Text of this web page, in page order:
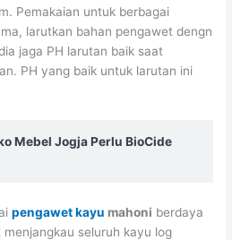
Pemakaian untuk berbagai
larutkan bahan pengawet dengn
jaga PH larutan baik saat
PH yang baik untuk larutan ini
Mebel Jogja Perlu BioCide
pengawet kayu mahoni berdaya
seluruh kayu log